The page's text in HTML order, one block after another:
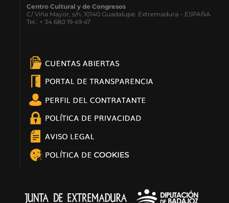
Centro Cultural y de Congresos
C/ Viña Mayor, s/n. 10140 Guadalupe. Extremadura – ESPAÑA
Tel.: + 34 680 19 49 47